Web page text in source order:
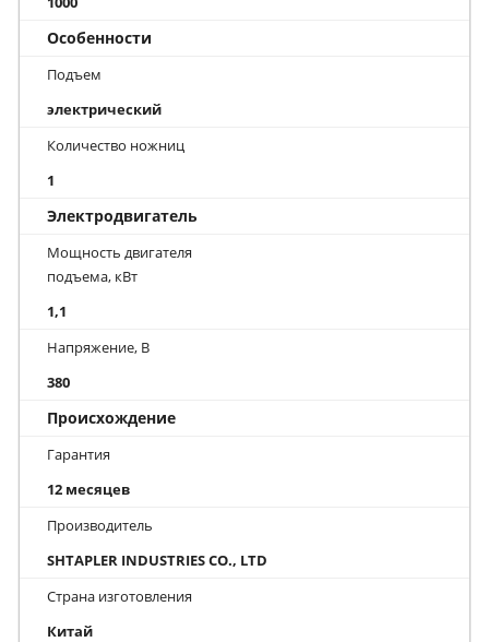
Особенности
Подъем
электрический
Количество ножниц
1
Электродвигатель
Мощность двигателя
подъема, кВт
1,1
Напряжение, В
380
Происхождение
Гарантия
12 месяцев
Производитель
SHTAPLER INDUSTRIES CO., LTD
Страна изготовления
Китай